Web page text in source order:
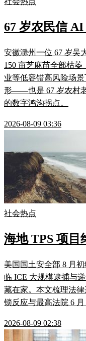
67 岁农民信
安徽滁州一位 67 岁吴
150 亩芝麻苗全部枯
业等低容错高风险场
形——也是 67 岁农村
的数字鸿沟拐点。
2026-08-09 03:36
社会热点
海地 TPS 项目
美国国土安全部 8 月
临 ICE 大规模逮捕与
藏在家。本文梳理法
锁反应与最高法院 6
2026-08-09 02:38